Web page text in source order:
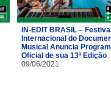
IN-EDIT BRASIL –
Internacional do
Musical Anuncia
Oficial de sua 13ª Edição
09/06/2021